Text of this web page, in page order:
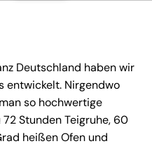
Deutschland haben wir
entwickelt. Nirgendwo
so hochwertige
Stunden Teigruhe, 60
heißen Ofen und